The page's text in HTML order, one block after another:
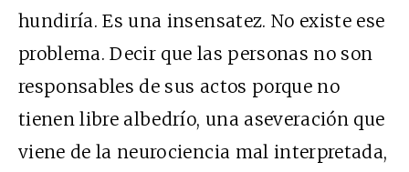
hundiría. Es una insensatez. No existe ese
problema. Decir que las personas no son
responsables de sus actos porque no
tienen libre albedrío, una aseveración que
viene de la neurociencia mal interpretada,